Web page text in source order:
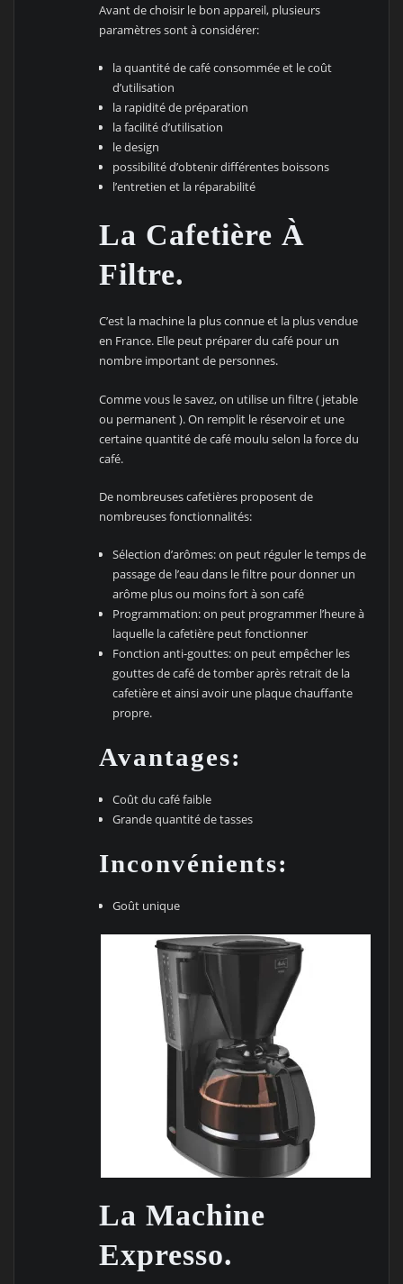
Avant de choisir le bon appareil, plusieurs
paramètres sont à considérer:
la quantité de café consommée et le coût
d’utilisation
la rapidité de préparation
la facilité d’utilisation
le design
possibilité d’obtenir différentes boissons
l’entretien et la réparabilité
La Cafetière À
Filtre.
C’est la machine la plus connue et la plus vendue
en France. Elle peut préparer du café pour un
nombre important de personnes.
Comme vous le savez, on utilise un filtre ( jetable
ou permanent ). On remplit le réservoir et une
certaine quantité de café moulu selon la force du
café.
De nombreuses cafetières proposent de
nombreuses fonctionnalités:
Sélection d’arômes: on peut réguler le temps de
passage de l’eau dans le filtre pour donner un
arôme plus ou moins fort à son café
Programmation: on peut programmer l’heure à
laquelle la cafetière peut fonctionner
Fonction anti-gouttes: on peut empêcher les
gouttes de café de tomber après retrait de la
cafetière et ainsi avoir une plaque chauffante
propre.
Avantages:
Coût du café faible
Grande quantité de tasses
Inconvénients:
Goût unique
La Machine
Expresso.